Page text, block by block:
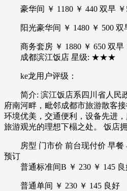
豪华间 ￥ 1180 ￥ 440 双早 ￥
阳光豪华间 ￥ 1480 ￥ 500 双
商务套房 ￥ 1880 ￥ 650 双早
成都滨江饭店 星级: ★★★
ke龙用户评级：
简介: 滨江饭店系四川省人民
府南河畔，毗邻成都市旅游散客
环境优美，交通便利，设备先进
旅游观光的理想下榻之处。 饭店
房型 门市价 前台现付价 早餐
预订
普通标准间B ￥ 230 ￥ 145 良
普通单间 ￥ 230 ￥ 145 良好